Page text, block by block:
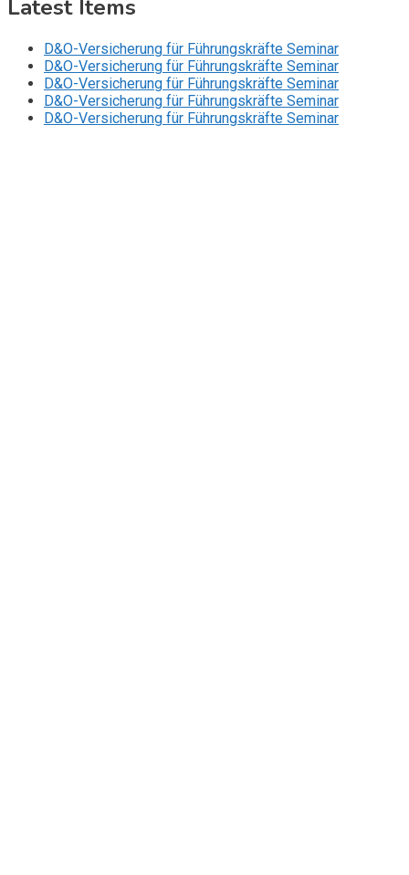
Latest Items
D&O-Versicherung für Führungskräfte Seminar
D&O-Versicherung für Führungskräfte Seminar
D&O-Versicherung für Führungskräfte Seminar
D&O-Versicherung für Führungskräfte Seminar
D&O-Versicherung für Führungskräfte Seminar